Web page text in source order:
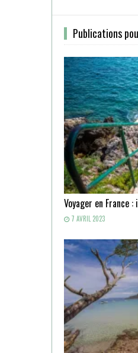
Publications
Voyager en France
7 AVRIL 2023